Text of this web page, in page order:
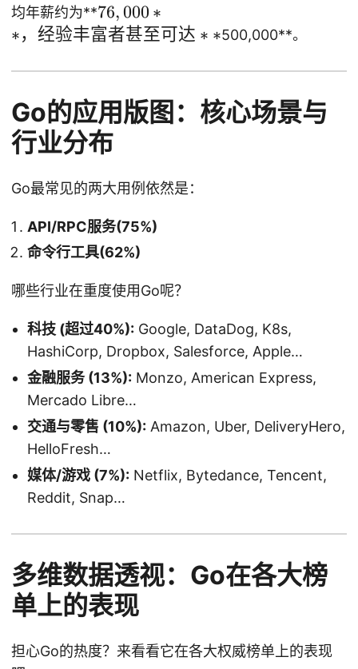
均年薪约为**76
,0
**
，
经
验
丰
富
者
甚
至
可
达
**
76,000 ∗
∗，经验丰富者甚至可达 ∗ ∗500,000**。
Go的应用版图：核心场景与
行业分布
Go最常见的两大用例依然是：
API/RPC服务(75%)
命令行工具(62%)
哪些行业在重度使用Go呢？
科技 (超过40%): Google, DataDog, K8s,
HashiCorp, Dropbox, Salesforce, Apple…
金融服务 (13%): Monzo, American Express,
Mercado Libre…
交通与零售 (10%): Amazon, Uber, DeliveryHero,
HelloFresh…
媒体/游戏 (7%): Netflix, Bytedance, Tencent,
Reddit, Snap…
多维数据透视：Go在各大榜
单上的表现
担心Go的热度？来看看它在各大权威榜单上的表现